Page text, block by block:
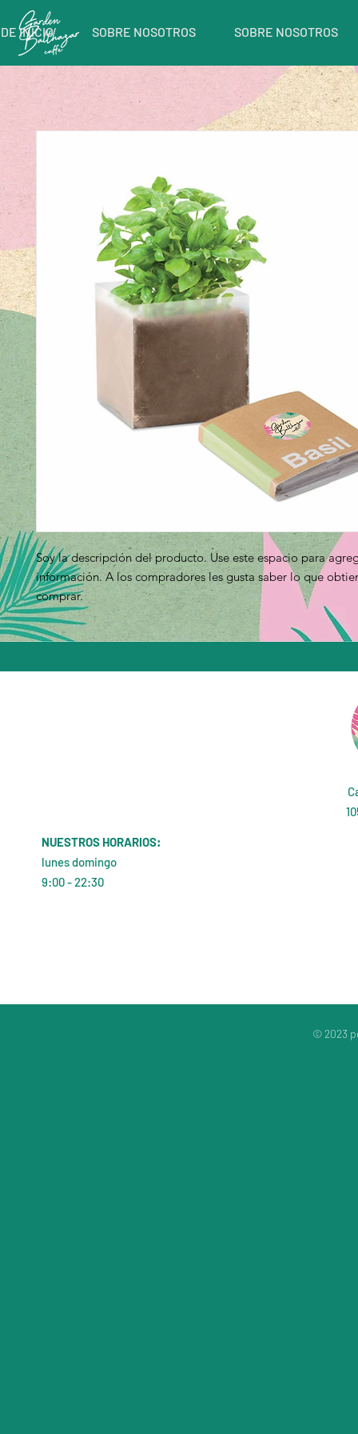
INICIO SOBRE NOSOTROS SOBRE NOSOTROS
Soy la descripción del producto. Use este espacio para
información. A los compradores les gusta saber lo que
comprar.
NUESTROS HORARIOS:
lunes domingo
9:00 - 22:30
© 2023